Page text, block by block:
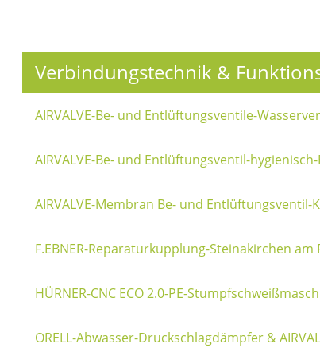
Verbindungstechnik &
AIRVALVE-Be- und Entlüftungsventile-
AIRVALVE-Be- und Entlüftungsventil-
AIRVALVE-Membran Be- und
F.EBNER-Reparaturkupplung-Steinakirchen am
HÜRNER-CNC ECO 2.0-PE-
ORELL-Abwasser-Druckschlagdämpfer &